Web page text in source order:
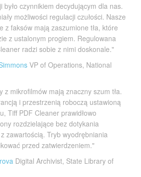
było czynnikiem decydującym dla nas.
możliwości regulacji czułości. Nasze
z faksów mają zaszumione tła, które
z ustalonym progiem. Regulowana
radzi sobie z nimi doskonale."
VP of Operations, National
z mikrofilmów mają znaczny szum tła.
i przestrzenią roboczą ustawioną
Tiff PDF Cleaner prawidłowo
rozdzielające bez dotykania
zawartością. Tryb wyodrębniania
przed zatwierdzeniem."
Digital Archivist, State Library of